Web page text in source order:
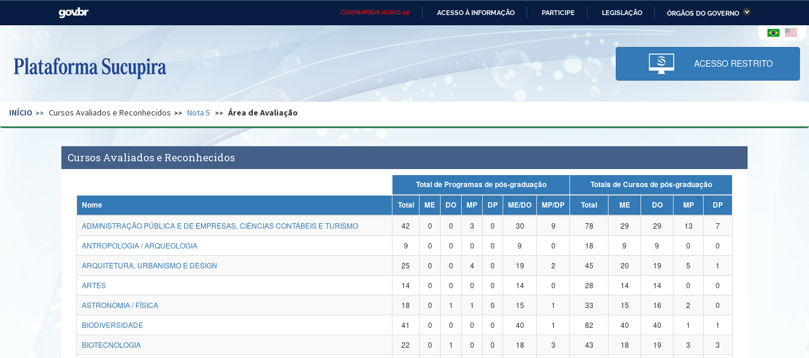
CORONAVÍRUS (COVID-19) ACESSO À INFORMAÇÃO PARTICIPE LEGISLAÇÃO ÓRGÃOS DO GOVERNO
Casa Civil Ministério das Relações Ministério da Economia Ministério da Infraestrutura
Pecuária e Abastecimento
Ministério da Ciência,
Tecnologia, Inovações e
Comunicações
Ministério do Desenvolvimento
Regional e dos Direitos Humanos
Secretaria de Governo Gabinete de Segurança Advocacia-Geral da União Banco Central do Brasil Planalto
ACESSO RESTRITO
INÍCIO Cursos Avaliados e Reconhecidos Nota 5 Área de Avaliação
Cursos Avaliados e Reconhecidos
Total de Programas de pós-graduação
Totais de Cursos de pós-graduação
Nome
Total ME DO MP DP ME/DO MP/DP Total ME DO MP
DP
ADMINISTRAÇÃO PÚBLICA E DE EMPRESAS, CIÊNCIAS CONTÁBEIS E TURISMO
42 0 0 3 0 30 9 78 29 29 13
7
ANTROPOLOGIA / ARQUEOLOGIA
9 0 0 0 0 9 0 18 9 9 0
0
ARQUITETURA, URBANISMO E DESIGN
25 0 0 4 0 19 2 45 20 19 5
1
ARTES
14 0 0 0 0 14 0 28 14 14 0
0
ASTRONOMIA / FÍSICA
18 0 1 1 0 15 1 33 15 16 2
0
BIODIVERSIDADE
41 0 0 0 0 40 1 82 40 40 1
1
BIOTECNOLOGIA
22 0 1 0 0 18 3 43 18 19 3
3